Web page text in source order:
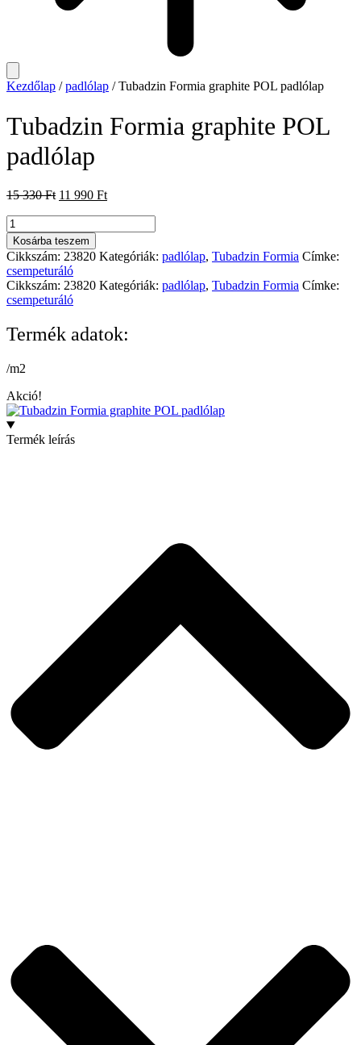
Kezdőlap /padlólap / Tubadzin Formia graphite POL padlólap
Tubadzin Formia graphite POL
padlólap
15 330Ft Original
15
330 Ft.
11 990 FtCurrent
990 Ft.
Tubadzin
Formia
graphite
POL
padlólap
mennyiség
Kosárba teszem
Cikkszám: 23820 Kategóriák: padlólap, Tubadzin Formia Címke:
csempeturáló
Cikkszám: 23820 Kategóriák: padlólap, Tubadzin Formia Címke:
csempeturáló
Termék adatok:
/m2
Akció!
Termék leírás